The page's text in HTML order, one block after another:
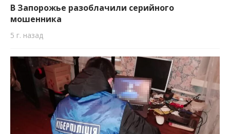
В Запорожье разоблачили серийного
мошенника
5 г. назад